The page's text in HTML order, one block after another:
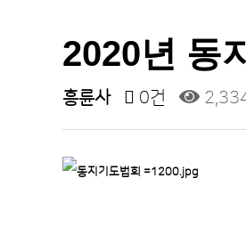
찾아오시는 길
종무소
2020년 동
흥륜사 0건